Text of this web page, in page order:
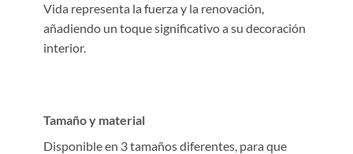
Vida representa la fuerza y la renovación,
añadiendo un toque significativo a su decoración
interior.
Tamaño y material
Disponible en 3 tamaños diferentes, para que